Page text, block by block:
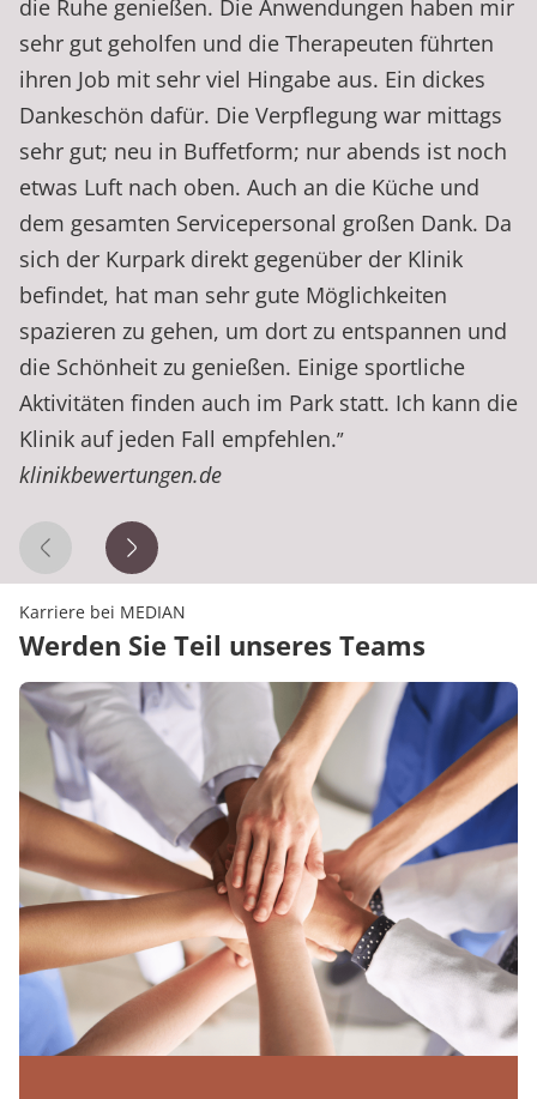
die Ruhe genießen. Die Anwendungen haben mir
sehr gut geholfen und die Therapeuten führten
ihren Job mit sehr viel Hingabe aus. Ein dickes
Dankeschön dafür. Die Verpflegung war mittags
sehr gut; neu in Buffetform; nur abends ist noch
etwas Luft nach oben. Auch an die Küche und
dem gesamten Servicepersonal großen Dank. Da
sich der Kurpark direkt gegenüber der Klinik
befindet, hat man sehr gute Möglichkeiten
spazieren zu gehen, um dort zu entspannen und
die Schönheit zu genießen. Einige sportliche
Aktivitäten finden auch im Park statt. Ich kann die
Klinik auf jeden Fall empfehlen.”
klinikbewertungen.de
Vorheriges ZitatNächstes Zitat
Karriere bei MEDIAN
Werden Sie Teil unseres Teams